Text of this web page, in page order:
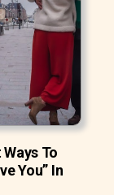
To
You” In